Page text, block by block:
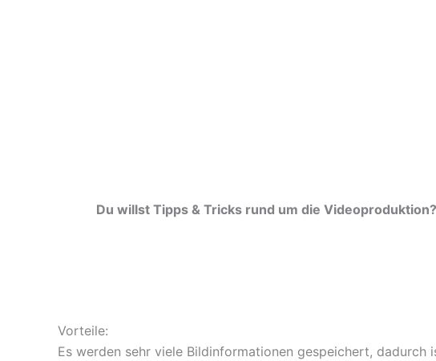
Du willst Tipps & Tricks rund um die Videoproduktion?
Vorteile:
Es werden sehr viele Bildinformationen gespeichert, dadurch